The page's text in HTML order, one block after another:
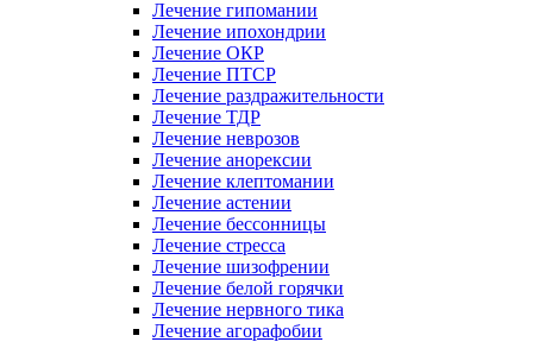
Лечение гипомании
Лечение ипохондрии
Лечение ОКР
Лечение ПТСР
Лечение раздражительности
Лечение ТДР
Лечение неврозов
Лечение анорексии
Лечение клептомании
Лечение астении
Лечение бессонницы
Лечение стресса
Лечение шизофрении
Лечение белой горячки
Лечение нервного тика
Лечение агорафобии